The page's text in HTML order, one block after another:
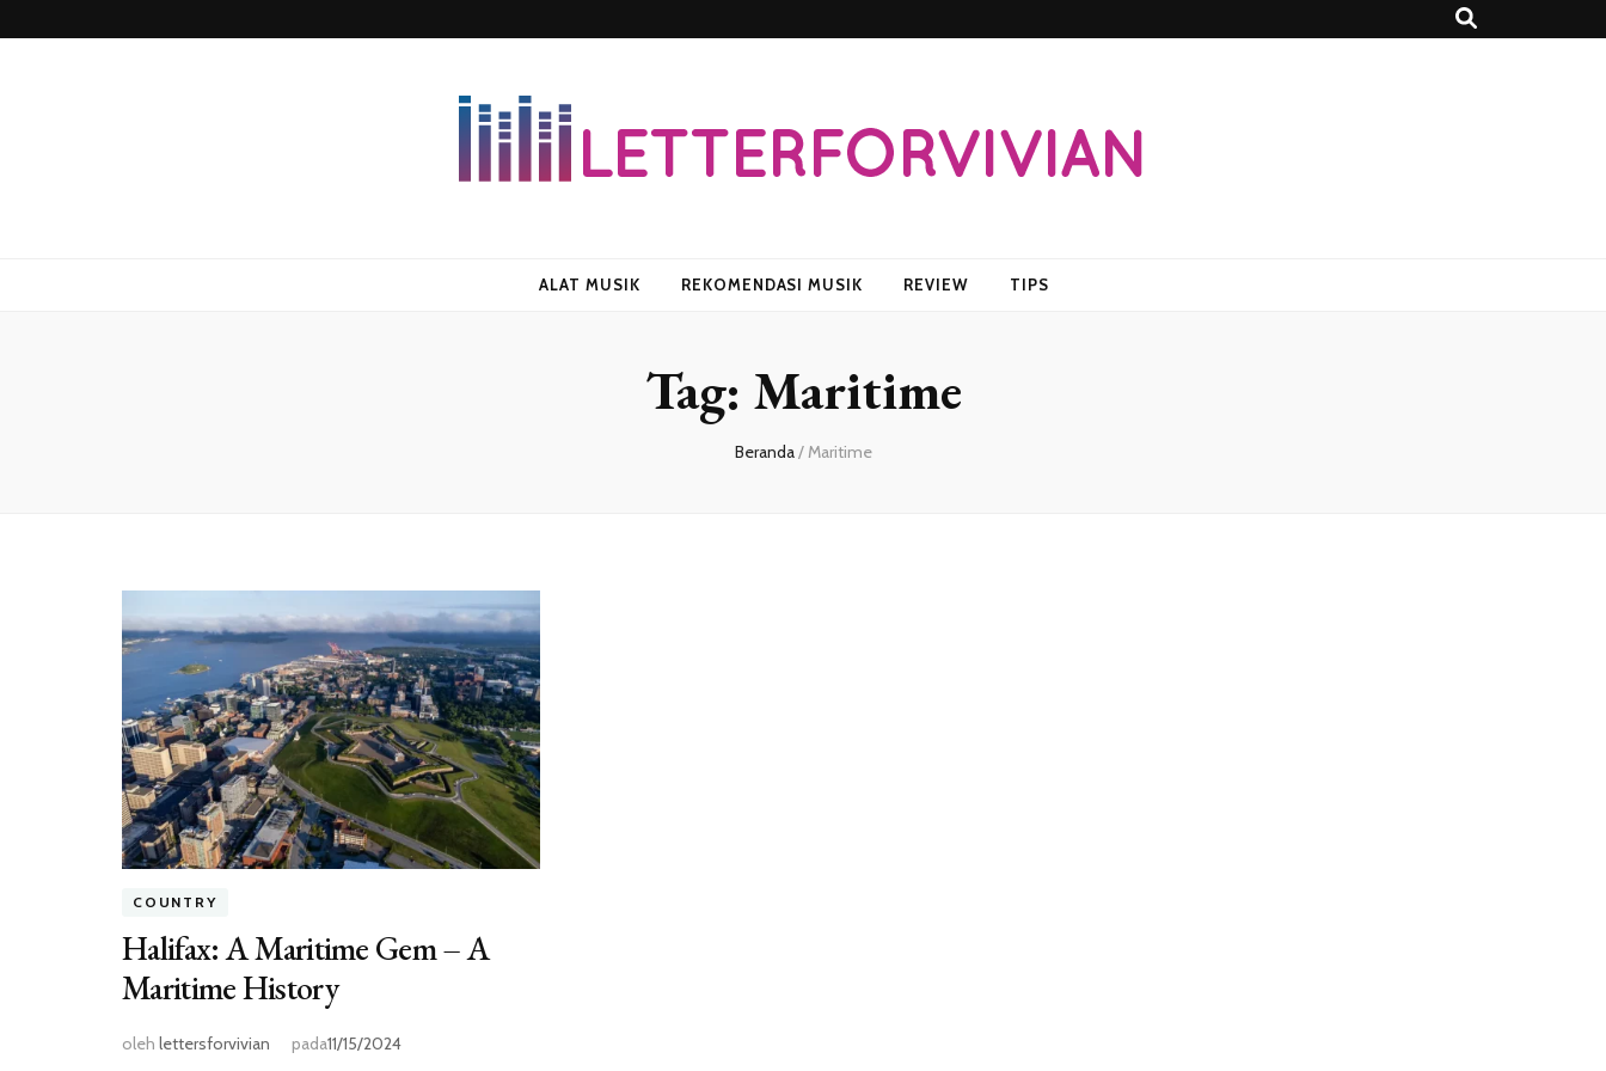
ALAT MUSIK REKOMENDASI MUSIK REVIEW TIPS
Tag: Maritime
Beranda/Maritime
COUNTRY
Halifax: A Maritime Gem – A
Maritime History
oleh lettersforvivian pada11/15/2024